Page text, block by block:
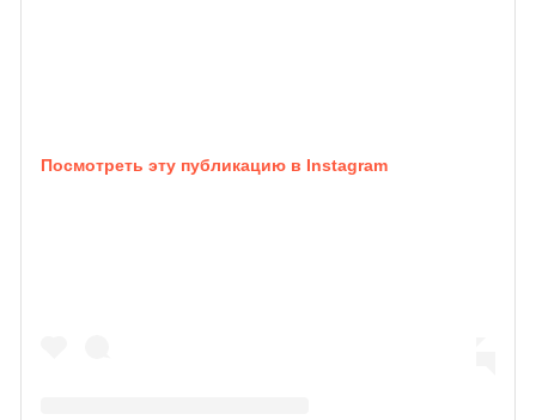
Посмотреть эту публикацию в Instagram